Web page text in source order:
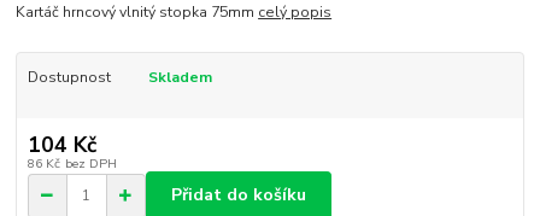
Kartáč hrncový vlnitý stopka 75mm celý popis
Dostupnost Skladem
104 Kč
86 Kč bez DPH
Přidat do košíku